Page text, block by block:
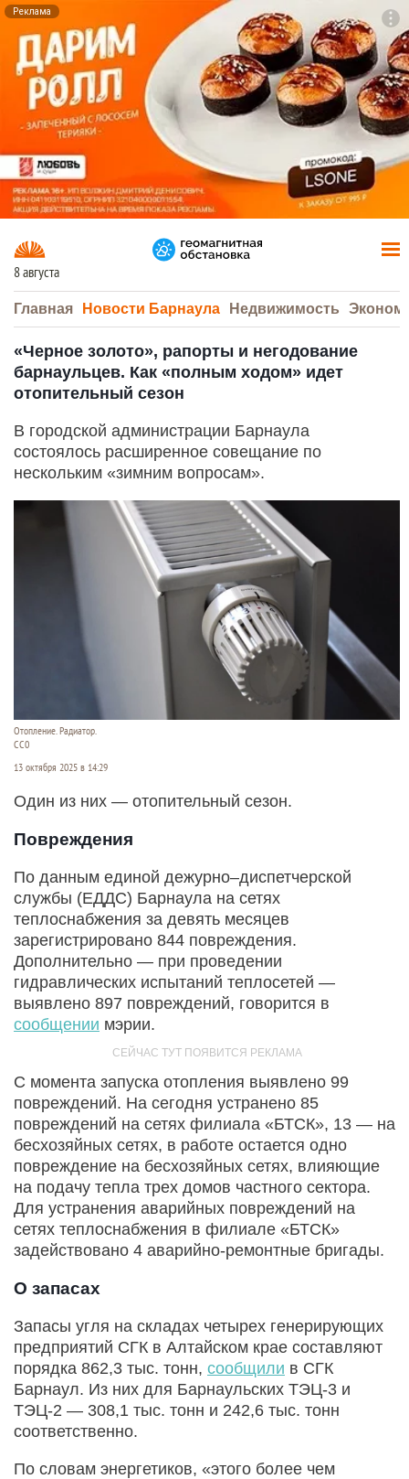
Реклама
8 августа
Главная Новости Барнаула Недвижимость
«Черное золото», рапорты и негодование
барнаульцев. Как «полным ходом» идет
отопительный сезон
В городской администрации Барнаула
состоялось расширенное совещание по
нескольким «зимним вопросам».
Отопление. Радиатор.
СС0
13 октября 2025 в 14:29
Один из них — отопительный сезон.
Повреждения
По данным единой дежурно–диспетчерской
службы (ЕДДС) Барнаула на сетях
теплоснабжения за девять месяцев
зарегистрировано 844 повреждения.
Дополнительно — при проведении
гидравлических испытаний теплосетей —
выявлено 897 повреждений, говорится в
сообщении мэрии.
С момента запуска отопления выявлено 99
повреждений. На сегодня устранено 85
повреждений на сетях филиала «БТСК», 13 — на
бесхозяйных сетях, в работе остается одно
повреждение на бесхозяйных сетях, влияющие
на подачу тепла трех домов частного сектора.
Для устранения аварийных повреждений на
сетях теплоснабжения в филиале «БТСК»
задействовано 4 аварийно-ремонтные бригады.
О запасах
Запасы угля на складах четырех генерирующих
предприятий СГК в Алтайском крае составляют
порядка 862,3 тыс. тонн, сообщили в СГК
Барнаул. Из них для Барнаульских ТЭЦ-3 и
ТЭЦ-2 — 308,1 тыс. тонн и 242,6 тыс. тонн
соответственно.
По словам энергетиков, «этого более чем